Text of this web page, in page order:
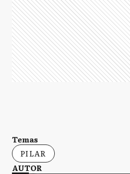
Temas
PILAR
AUTOR